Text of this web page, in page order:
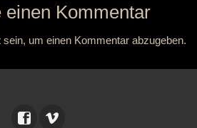
einen Kommentar
sein, um einen Kommentar abzugeben.